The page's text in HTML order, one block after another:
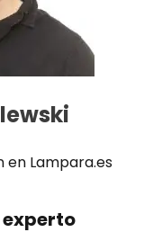
en Lampara.es
experto